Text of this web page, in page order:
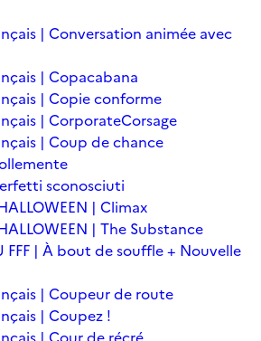
| Conversation animée avec
| Copacabana
| Copie conforme
| CorporateCorsage
| Coup de chance
sconosciuti
| Climax
| The Substance
FFF | À bout de souffle + Nouvelle
| Coupeur de route
| Coupez !